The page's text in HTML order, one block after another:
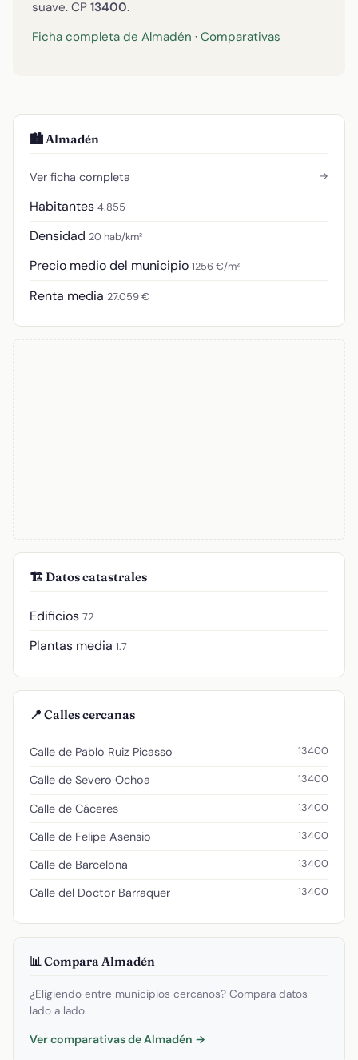
suave. CP 13400.
Ficha completa de Almadén · Comparativas
🏙️ Almadén
Ver ficha completa →
Habitantes 4.855
Densidad 20 hab/km²
Precio medio del municipio 1256 €/m²
Renta media 27.059 €
🏗️ Datos catastrales
Edificios 72
Plantas media 1.7
📍 Calles cercanas
Calle de Pablo Ruiz Picasso 13400
Calle de Severo Ochoa 13400
Calle de Cáceres 13400
Calle de Felipe Asensio 13400
Calle de Barcelona 13400
Calle del Doctor Barraquer 13400
📊 Compara Almadén
¿Eligiendo entre municipios cercanos? Compara datos
lado a lado.
Ver comparativas de Almadén →